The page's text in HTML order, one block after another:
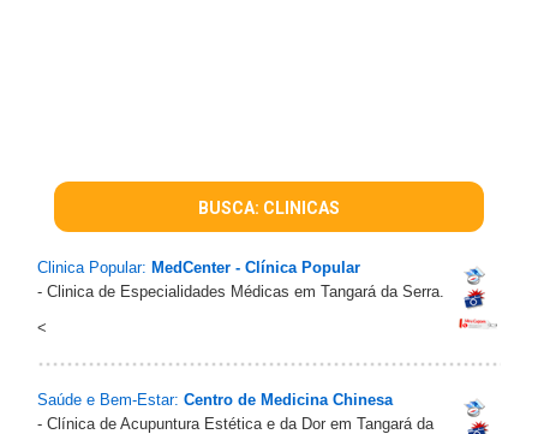
BUSCA: CLINICAS
Clinica Popular: MedCenter - Clínica Popular
- Clinica de Especialidades Médicas em Tangará da Serra.
<
Saúde e Bem-Estar: Centro de Medicina Chinesa
- Clínica de Acupuntura Estética e da Dor em Tangará da